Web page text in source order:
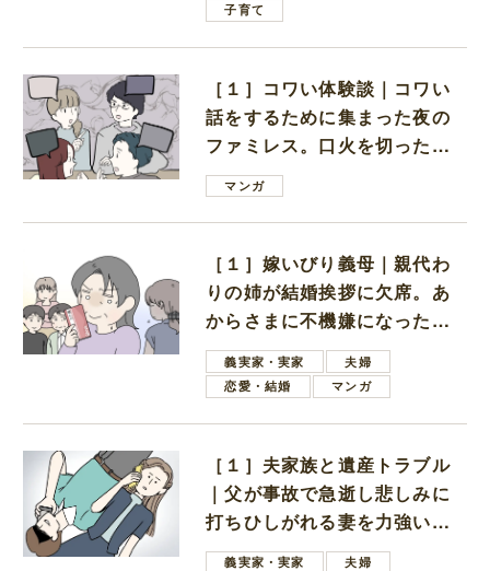
子育て
［１］コワい体験談｜コワい
話をするために集まった夜の
ファミレス。口火を切ったの
は電車好きの男の子ママ
マンガ
［１］嫁いびり義母｜親代わ
りの姉が結婚挨拶に欠席。あ
からさまに不機嫌になった義
母義実家・実家
夫婦
恋愛・結婚
マンガ
［１］夫家族と遺産トラブル
｜父が事故で急逝し悲しみに
打ちひしがれる妻を力強い言
葉で励ます夫
義実家・実家
夫婦